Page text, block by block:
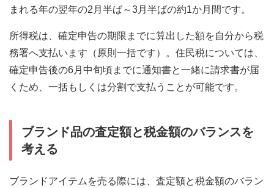
まれる年の翌年の2月半ば～3月半ばの約1か月間です。
所得税は、確定申告の期限までに算出した額を自分から税
務署へ支払います（原則一括です）。住民税については、
確定申告後の6月中旬頃までに通知書と一緒に請求書が届
くため、一括もしくは分割で支払うことが可能です。
ブランド品の査定額と税金額のバランスを
考える
ブランドアイテムを売る際には、査定額と税金額のバラン